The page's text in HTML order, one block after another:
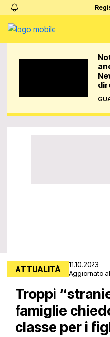
ATTUALITÀ
11.10.2023
Aggiornato
Troppi
famiglie
classe per i